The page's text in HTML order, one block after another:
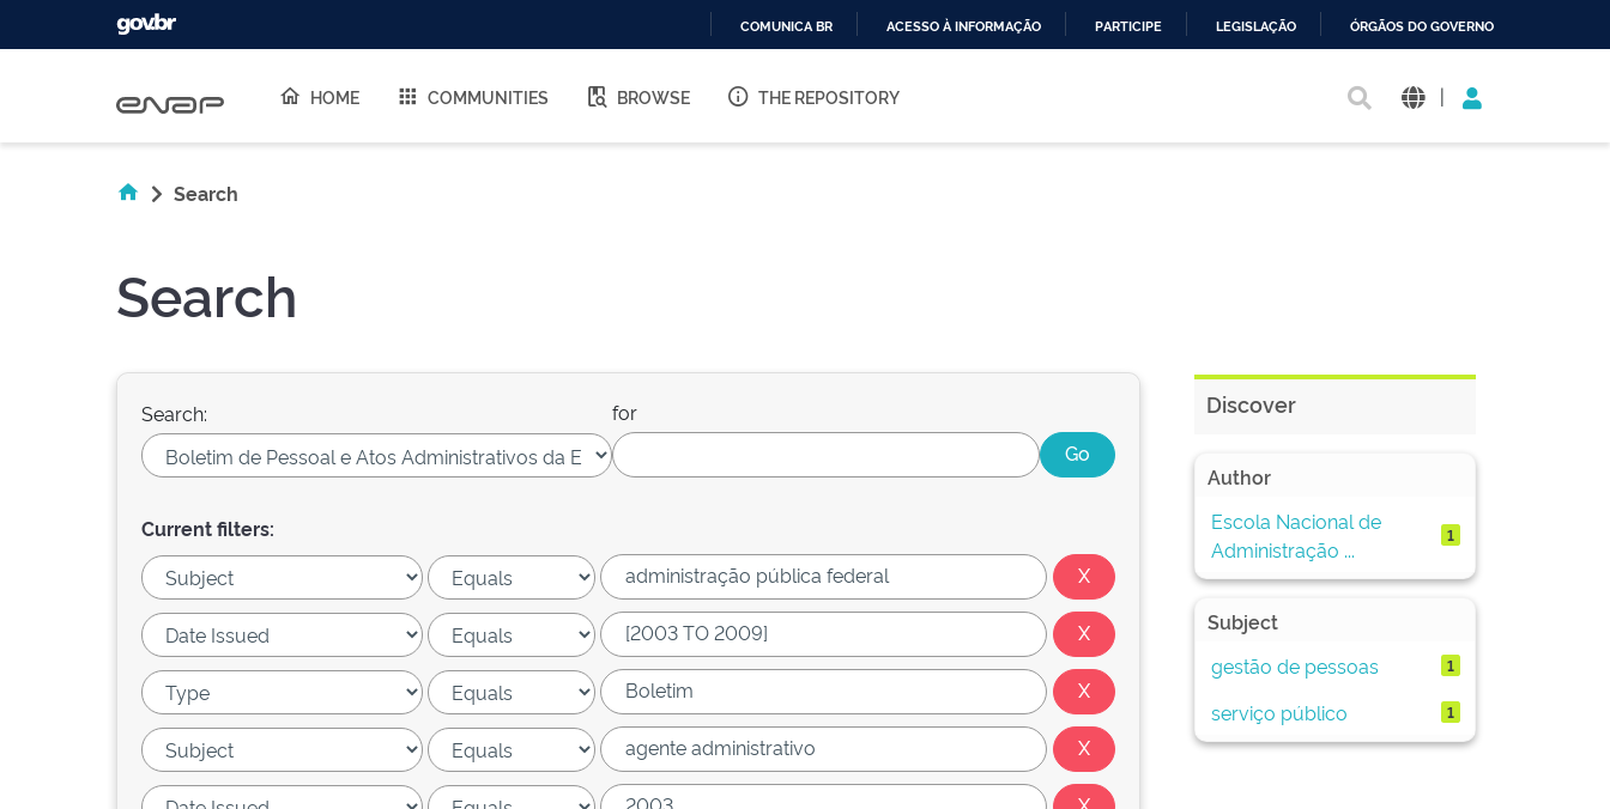
O
COMUNICA BR ACESSO À INFORMAÇÃO PARTICIPE LEGISLAÇÃO ÓRGÃOS DO GOVERNO
HOME COMMUNITIES BROWSE THE REPOSITORY |
Search
Search
Search: for
Current filters:
Discover
Author
Escola Nacional de
Administração ...
1
Subject
gestão de pessoas
1
serviço público 1